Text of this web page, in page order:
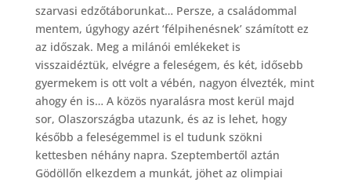
szarvasi edzőtáborunkat… Persze, a családommal
mentem, úgyhogy azért ‘félpihenésnek’ számított ez
az időszak. Meg a milánói emlékeket is
visszaidéztük, elvégre a feleségem, és két, idősebb
gyermekem is ott volt a vébén, nagyon élvezték, mint
ahogy én is… A közös nyaralásra most kerül majd
sor, Olaszországba utazunk, és az is lehet, hogy
később a feleségemmel is el tudunk szökni
kettesben néhány napra. Szeptembertől aztán
Gödöllőn elkezdem a munkát, jöhet az olimpiai